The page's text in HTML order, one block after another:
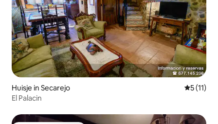
Huisje in Secarejo
5 (11)
El Palacin